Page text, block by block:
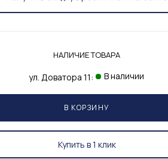
НАЛИЧИЕ ТОВАРА
ул. Доватора 11: В наличии
В КОРЗИНУ
Купить в 1 клик